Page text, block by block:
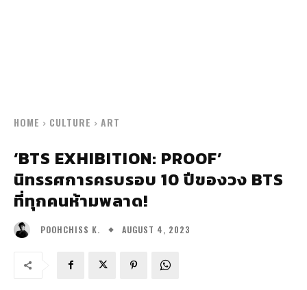
HOME CULTURE ART
‘BTS EXHIBITION: PROOF’
นิทรรศการครบรอบ 10 ปีของวง BTS
ที่ทุกคนห้ามพลาด!
POOHCHISS K. AUGUST 4, 2023